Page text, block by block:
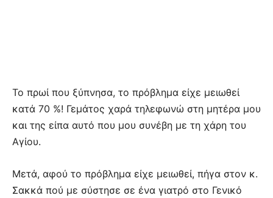
Το πρωί που ξύπνησα, το πρόβλημα είχε μειωθεί
κατά 70 %! Γεμάτος χαρά τηλεφωνώ στη μητέρα μου
και της είπα αυτό που μου συνέβη με τη χάρη του
Αγίου.
Μετά, αφού το πρόβλημα είχε μειωθεί, πήγα στον κ.
Σακκά πού με σύστησε σε ένα γιατρό στο Γενικό